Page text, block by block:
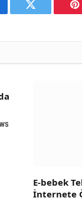
Twitter
E-bebek
İnternete